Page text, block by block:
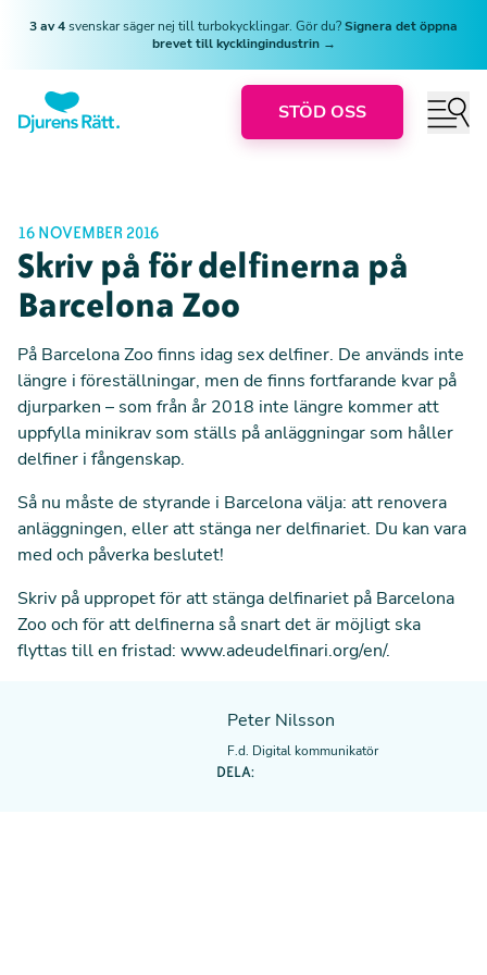
3 av 4svenskar säger nej till turbokycklingar. Gör du?Signera det öppna
brevet till kycklingindustrin →
STÖD OSS
16 NOVEMBER 2016
Skriv på för delfinerna på
Barcelona Zoo
På Barcelona Zoo finns idag sex delfiner. De används inte
längre i föreställningar, men de finns fortfarande kvar på
djurparken – som från år 2018 inte längre kommer att
uppfylla minikrav som ställs på anläggningar som håller
delfiner i fångenskap.
Så nu måste de styrande i Barcelona välja: att renovera
anläggningen, eller att stänga ner delfinariet. Du kan vara
med och påverka beslutet!
Skriv på uppropet för att stänga delfinariet på Barcelona
Zoo och för att delfinerna så snart det är möjligt ska
flyttas till en fristad: www.adeudelfinari.org/en/.
Peter Nilsson
F.d. Digital kommunikatör
DELA: